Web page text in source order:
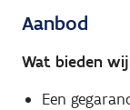
Aanbod
Wat bieden
Een